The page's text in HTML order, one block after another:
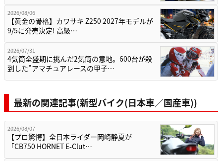
2026/08/06
【黄金の骨格】カワサキ Z250 2027年モデルが
9/5に発売決定! 高級…
2026/07/31
4気筒全盛期に挑んだ2気筒の意地。600台が殺
到した”アマチュアレースの甲子…
最新の関連記事(新型バイク(日本車／国産車))
2026/08/07
【プロ驚愕】全日本ライダー岡崎静夏が
「CB750 HORNET E-Clut…